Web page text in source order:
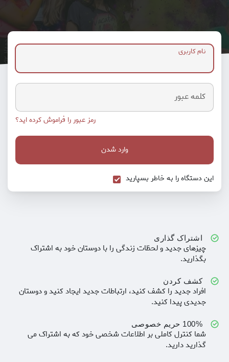
نام کاربری
کلمه عبور
رمز عبور را فراموش کرده اید؟
وارد شدن
این دستگاه را به خاطر بسپارید
اشتراک گذاری
چیزهای جدید و لحظات زندگی را با دوستان خود به اشتراک
بگذارید.
کشف کردن
افراد جدید را کشف کنید، ارتباطات جدید ایجاد کنید و دوستان
جدیدی پیدا کنید.
100% حریم خصوصی
شما کنترل کاملی بر اطلاعات شخصی خود که به اشتراک می
گذارید دارید.